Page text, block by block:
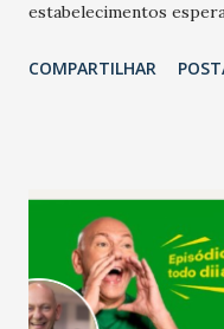
estabelecimentos
relação ao último
confraternizações de
Salário para um
país tem a menor taxa
Ainda segundo a
COMPARTILHAR